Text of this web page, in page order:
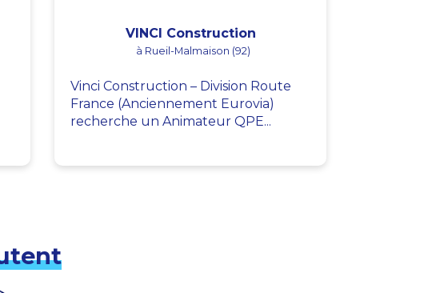
VINCI Construction
à Rueil-Malmaison (92)
Vinci Construction – Division Route
France (Anciennement Eurovia)
recherche un Animateur QPE...